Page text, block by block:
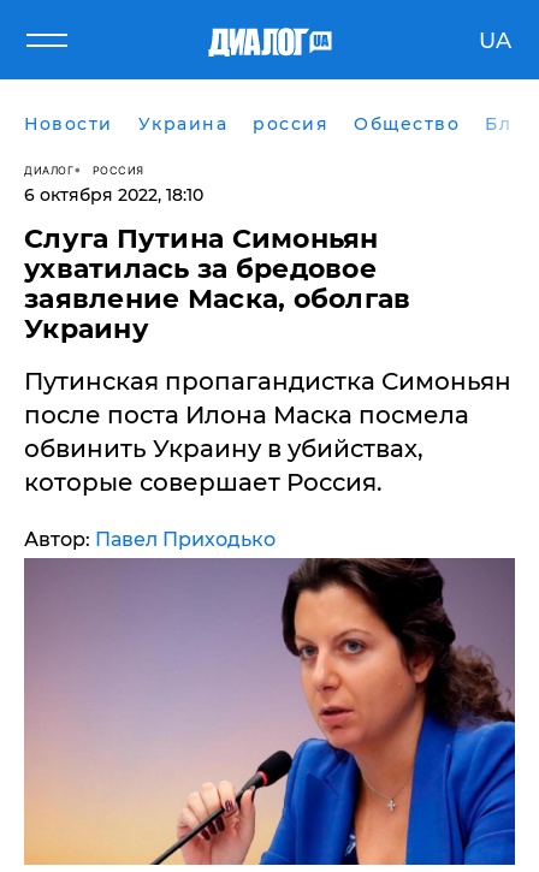
UA
Новости Украина россия Общество
ДИАЛОГ РОССИЯ
6 октября 2022, 18:10
Слуга Путина Симоньян
ухватилась за бредовое
заявление Маска, оболгав
Украину
Путинская пропагандистка Симоньян
после поста Илона Маска посмела
обвинить Украину в убийствах,
которые совершает Россия.
Автор: Павел Приходько